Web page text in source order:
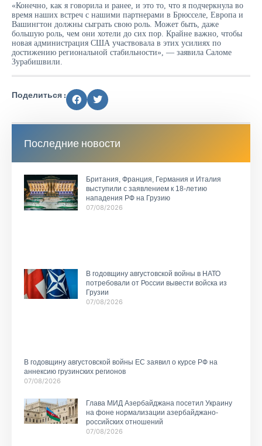
«Конечно, как я говорила и ранее, и это то, что я подчеркнула во
время наших встреч с нашими партнерами в Брюсселе, Европа и
Вашингтон должны сыграть свою роль. Может быть, даже
большую роль, чем они хотели до сих пор. Крайне важно, чтобы
новая администрация США участвовала в этих усилиях по
достижению региональной стабильности», — заявила Саломе
Зурабишвили.
Поделиться :
Последние новости
Британия, Франция, Германия и Италия
выступили с заявлением к 18-летию
нападения РФ на Грузию
07/08/2026
В годовщину августовской войны в НАТО
потребовали от России вывести войска из
Грузии
07/08/2026
В годовщину августовской войны ЕС заявил о курсе РФ на
аннексию грузинских регионов
07/08/2026
Глава МИД Азербайджана посетил Украину
на фоне нормализации азербайджано-
российских отношений
07/08/2026